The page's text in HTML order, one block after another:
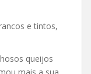
e tintos,
queijos